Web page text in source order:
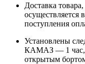
Доставка
осуществляется
поступления
Установлены
КАМАЗ — 1 час,
открытым